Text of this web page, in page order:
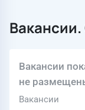
Вакансии
не
Вакансии